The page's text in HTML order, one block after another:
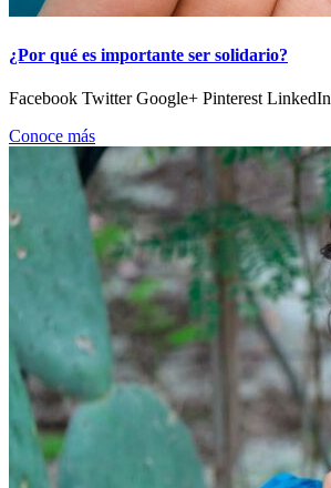
¿Por qué es importante ser solidario?
Facebook Twitter Google+ Pinterest LinkedIn
Conoce más